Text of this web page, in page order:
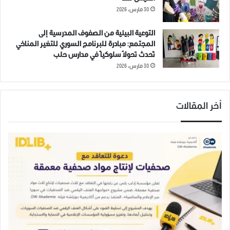
سلوكيات فردية، مشيراً إلى أن “الوضع الاقتصادي الصعب عم يدفع
كتير من العائلات لترك أطفالها بالشارع، سواء للعمل أو لأي سبب تاني،
وهذا الشي بيخلّيهم عرضة لمخاطر كبيرة”.
ولا تقتصر أهمية المبادرة على الأنشطة التي تقدمها، بل في كونها
محاولة لتنظيم استجابة مجتمعية لمشكلة متنامية، في ظل
محدودية البرامج المتخصصة الموجهة لهذه الفئة. فغياب المساحات
بيئة غير مستقرة، قد تؤثر على سلوكهم ومستقبلهم.
تؤكد ضحى العبد الله أن الفريق يدرك محدودية قدرته على معالجة
المشكلة بشكل كامل، لكنه يسعى إلى إحداث فرق، ولو كان بسيطاً.
“نحنا ما عم نقول إنو رح نحل المشكلة، بس عم نحاول نخفف منها،
ونخلق وعي، ونوصل رسالة إنو هاد الموضوع مهم ولازم ينحكى فيه”،
تقول.
ويخطط الفريق لمتابعة العمل خلال الفترة القادمة، عبر توسيع نطاق
الأنشطة، وبناء شراكات مع جهات محلية، بما يساهم في تعزيز
30 مارس، 2026
التوعية البيئية من الصفوف المدرسية إلى
المجتمع: مبادرة للبرنامج السوري للتغير المناخي
تُحدث تحولاً سلوكياً في مدارس حلب
30 مارس، 2026
أخر المقالات